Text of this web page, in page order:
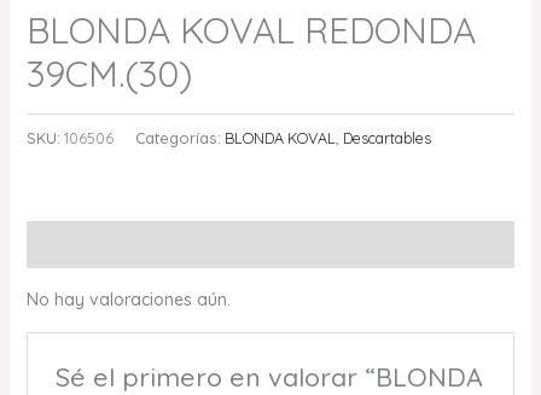
BLONDA KOVAL REDONDA
39CM.(30)
SKU: 106506 Categorías: BLONDA KOVAL Descartables
No hay valoraciones aún.
Sé el primero en valorar “BLONDA